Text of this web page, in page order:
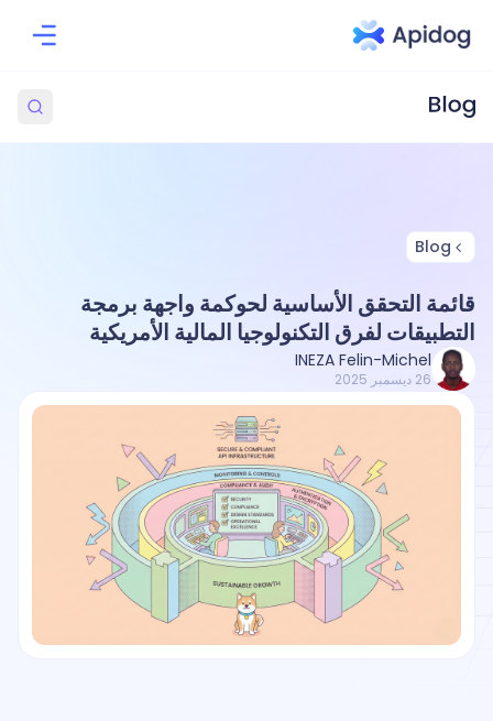
Blog
قائمة التحقق الأساسية لحوكمة واجهة برمجة
التطبيقات لفرق التكنولوجيا المالية الأمريكية
INEZA Felin-Michel
26 ديسمبر 2025